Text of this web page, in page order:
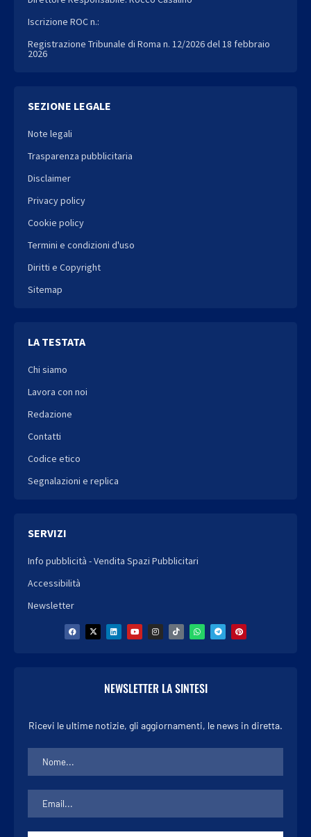
Iscrizione ROC n.:
Registrazione Tribunale di Roma n. 12/2026 del 18 febbraio
2026
SEZIONE LEGALE
Note legali
Trasparenza pubblicitaria
Disclaimer
Privacy policy
Cookie policy
Termini e condizioni d'uso
Diritti e Copyright
Sitemap
LA TESTATA
Chi siamo
Lavora con noi
Redazione
Contatti
Codice etico
Segnalazioni e replica
SERVIZI
Info pubblicità - Vendita Spazi Pubblicitari
Accessibilità
Newsletter
NEWSLETTER LA SINTESI
Ricevi le ultime notizie, gli aggiornamenti, le news in diretta.